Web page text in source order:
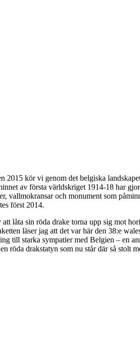
2015 kör vi genom det belgiska
av första världskriget 1914-18 har
vallmokransar och monument som
först 2014.
låta sin röda drake torna upp sig mot
läser jag att det var här den 38:e
till starka sympatier med Belgien – en
röda drakstatyn som nu står där så